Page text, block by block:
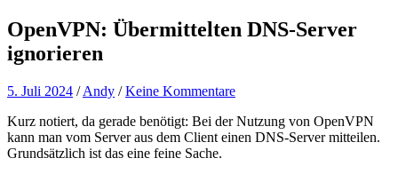
OpenVPN: Übermittelten DNS-Server
ignorieren
5. Juli 2024 /Andy /Keine Kommentare
Kurz notiert, da gerade benötigt: Bei der Nutzung von OpenVPN
kann man vom Server aus dem Client einen DNS-Server mitteilen.
Grundsätzlich ist das eine feine Sache.